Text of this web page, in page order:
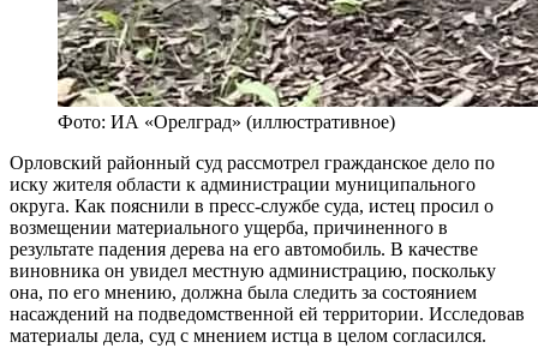
Фото: ИА «Орелград» (иллюстративное)
Орловский районный суд рассмотрел гражданское дело по
иску жителя области к администрации муниципального
округа. Как пояснили в пресс-службе суда, истец просил о
возмещении материального ущерба, причиненного в
результате падения дерева на его автомобиль. В качестве
виновника он увидел местную администрацию, поскольку
она, по его мнению, должна была следить за состоянием
насаждений на подведомственной ей территории. Исследовав
материалы дела, суд с мнением истца в целом согласился.